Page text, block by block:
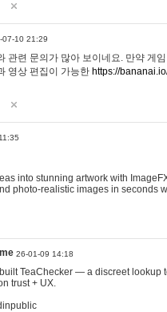
07-10 21:29
관련 문의가 많아 보이네요. 만약 게
영상 편집이 가능한 https://
into stunning artwork with
photo-realistic images in seconds
26-01-09 14:18
TeaChecker — a discreet lookup
trust + UX.